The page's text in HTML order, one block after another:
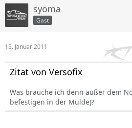
syoma
Gast
15. Januar 2011
Zitat von Versofix
Was brauche ich denn außer dem
befestigen in der Mulde)?